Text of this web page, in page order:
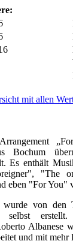
mit allen
Bochum
Es enthält
"The
eben "For
wurde von den
selbst
Albanese
und mit mehr